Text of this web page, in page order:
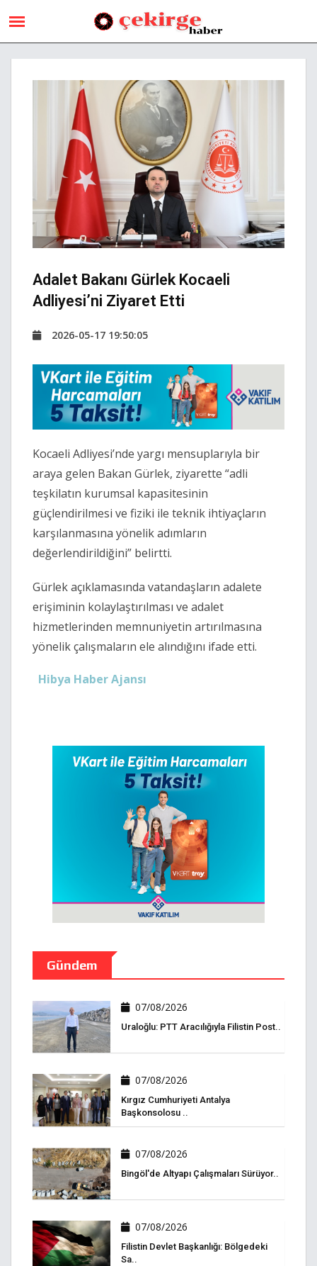
Adalet Bakanı Gürlek Kocaeli
Adliyesi’ni Ziyaret Etti
2026-05-17 19:50:05
Kocaeli Adliyesi’nde yargı mensuplarıyla bir
araya gelen Bakan Gürlek, ziyarette “adli
teşkilatın kurumsal kapasitesinin
güçlendirilmesi ve fiziki ile teknik ihtiyaçların
karşılanmasına yönelik adımların
değerlendirildiğini” belirtti.
Gürlek açıklamasında vatandaşların adalete
erişiminin kolaylaştırılması ve adalet
hizmetlerinden memnuniyetin artırılmasına
yönelik çalışmaların ele alındığını ifade etti.
Hibya Haber Ajansı
Gündem
07/08/2026
Uraloğlu: PTT Aracılığıyla Filistin Post..
07/08/2026
Kırgız Cumhuriyeti Antalya
Başkonsolosu ..
07/08/2026
Bingöl'de Altyapı Çalışmaları Sürüyor..
07/08/2026
Filistin Devlet Başkanlığı: Bölgedeki
Sa..